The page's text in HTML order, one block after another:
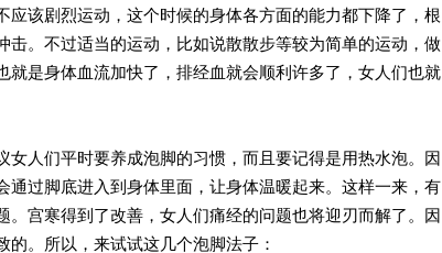
该剧烈运动，这个时候的身体各方面的能力都下降了，根
击。不过适当的运动，比如说散散步等较为简单的运动，做
就是身体血流加快了，排经血就会顺利许多了，女人们也就
人们平时要养成泡脚的习惯，而且要记得是用热水泡。因
通过脚底进入到身体里面，让身体温暖起来。这样一来，有
。宫寒得到了改善，女人们痛经的问题也将迎刃而解了。因
。所以，来试试这几个泡脚法子：